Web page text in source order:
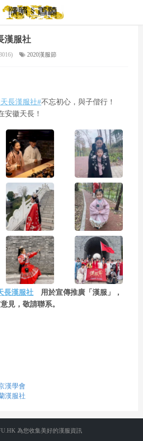
漢服社
2020漢服節
長漢服社#不忘初心，與子偕行！
安徽天長！
長漢服社 用於宣傳推廣「漢服」，
見，敬請聯系。
漢學會
漢服社
為您收集美好的漢服資訊